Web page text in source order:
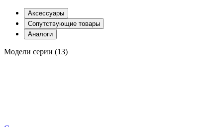
Аксессуары
Сопутствующие товары
Аналоги
Модели серии (13)